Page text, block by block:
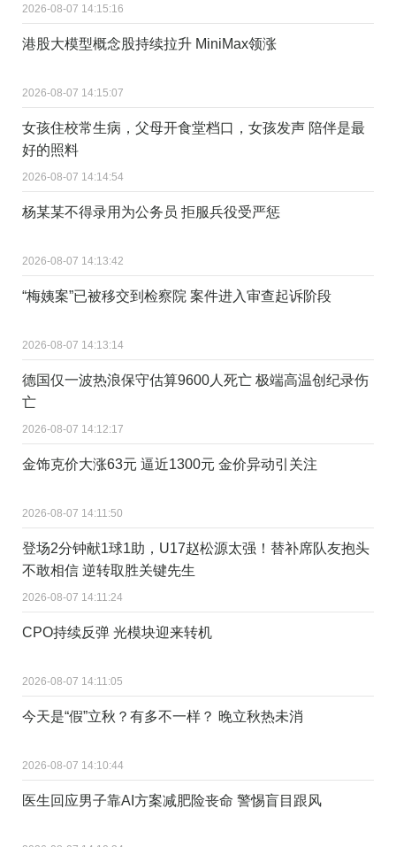
2026-08-07 14:15:16
港股大模型概念股持续拉升 MiniMax领涨
2026-08-07 14:15:07
女孩住校常生病，父母开食堂档口，女孩发声 陪伴是最
好的照料
2026-08-07 14:14:54
杨某某不得录用为公务员 拒服兵役受严惩
2026-08-07 14:13:42
“梅姨案”已被移交到检察院 案件进入审查起诉阶段
2026-08-07 14:13:14
德国仅一波热浪保守估算9600人死亡 极端高温创纪录伤
亡
2026-08-07 14:12:17
金饰克价大涨63元 逼近1300元 金价异动引关注
2026-08-07 14:11:50
登场2分钟献1球1助，U17赵松源太强！替补席队友抱头
不敢相信 逆转取胜关键先生
2026-08-07 14:11:24
CPO持续反弹 光模块迎来转机
2026-08-07 14:11:05
今天是“假”立秋？有多不一样？ 晚立秋热未消
2026-08-07 14:10:44
医生回应男子靠AI方案减肥险丧命 警惕盲目跟风